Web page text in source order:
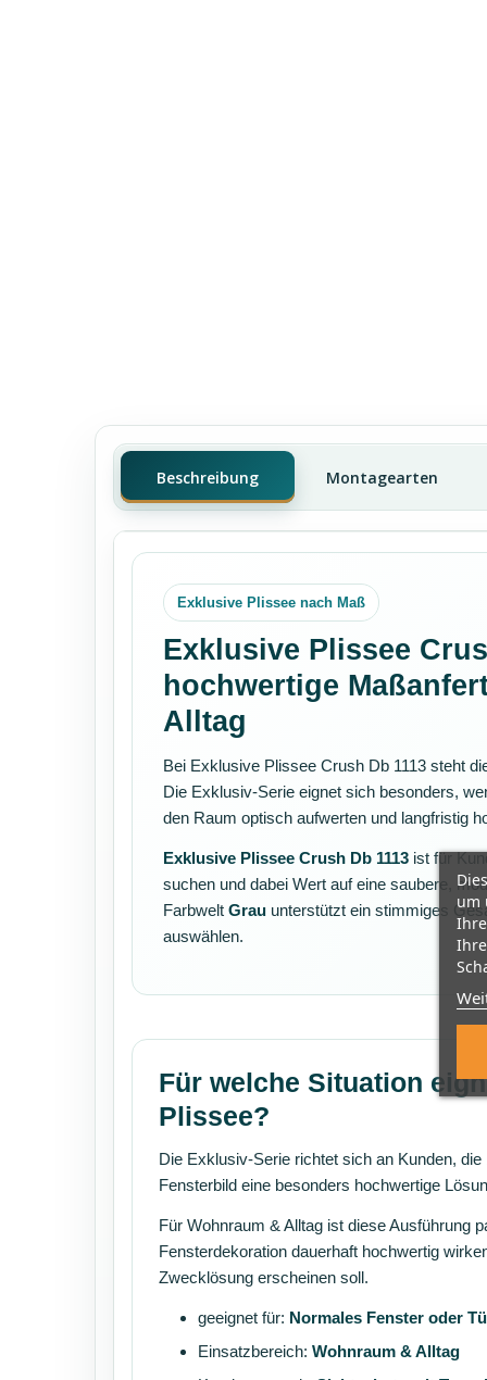
Beschreibung Montagearten
Exklusive Plissee nach Maß
Exklusive Plissee
hochwertige
Alltag
Bei Exklusive Plissee Crush Db 1113 steht
Die Exklusiv-Serie eignet sich besonders,
den Raum optisch aufwerten und langfristig
Exklusive Plissee Crush Db 1113 ist für
suchen und dabei Wert auf eine saubere,
Farbwelt Grau unterstützt ein stimmiges
auswählen.
Für welche Situation
Plissee?
Die Exklusiv-Serie richtet sich an Kunden,
Fensterbild eine besonders hochwertige
Für Wohnraum & Alltag ist diese Ausführung
Fensterdekoration dauerhaft hochwertig
Zwecklösung erscheinen soll.
geeignet für: Normales Fenster oder
Einsatzbereich: Wohnraum & Alltag
um